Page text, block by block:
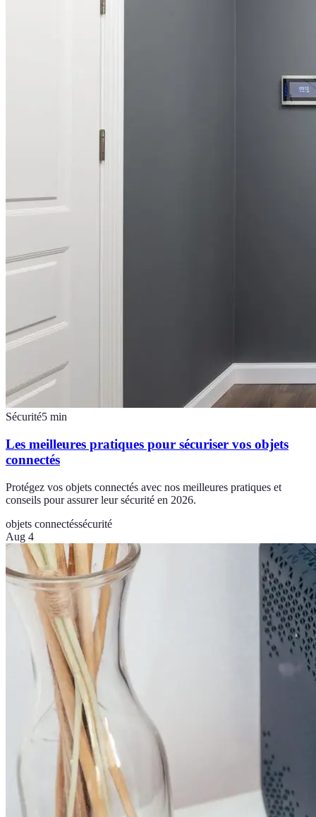
Sécurité5 min
Les meilleures pratiques pour sécuriser vos objets
connectés
Protégez vos objets connectés avec nos meilleures pratiques et
conseils pour assurer leur sécurité en 2026.
objets connectéssécurité
Aug 4